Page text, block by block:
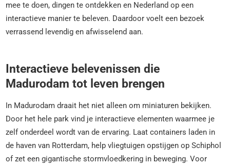
mee te doen, dingen te ontdekken en Nederland op een
interactieve manier te beleven. Daardoor voelt een bezoek
verrassend levendig en afwisselend aan.
Interactieve belevenissen die
Madurodam tot leven brengen
In Madurodam draait het niet alleen om miniaturen bekijken.
Door het hele park vind je interactieve elementen waarmee je
zelf onderdeel wordt van de ervaring. Laat containers laden in
de haven van Rotterdam, help vliegtuigen opstijgen op Schiphol
of zet een gigantische stormvloedkering in beweging. Voor